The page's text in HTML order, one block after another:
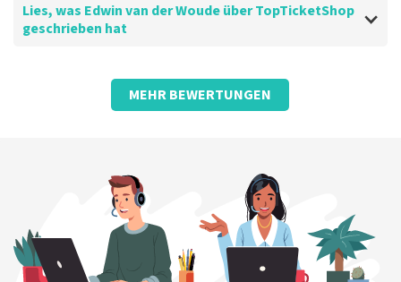
Lies, was Edwin van der Woude über TopTicketShop
geschrieben hat
Bewertung von Edwin van der Woude überTopTicketShop
Problemlos.
Original anzeigen
MEHR BEWERTUNGEN